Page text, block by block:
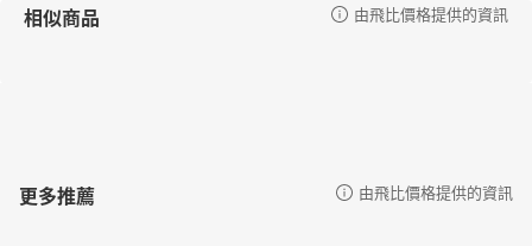
相似商品 由飛比價格提供的資訊
更多推薦 由飛比價格提供的資訊